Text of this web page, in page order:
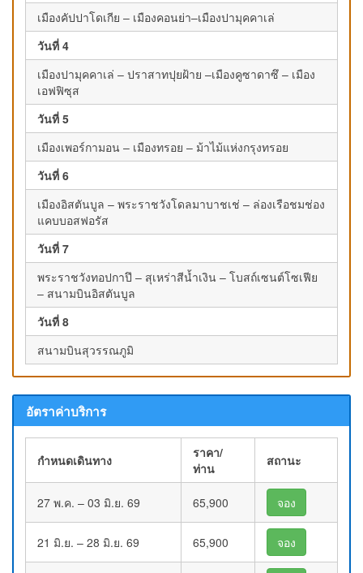
เมืองคัปปาโดเกีย – เมืองคอนย่า–เมืองปามุคคาเล่
วันที่ 4
เมืองปามุคคาเล่ – ปราสาทปุยฝ้าย –เมืองคูซาดาซึ – เมือง
เอฟฟิซุส
วันที่ 5
เมืองเพอร์กามอน – เมืองทรอย – ม้าไม้แห่งกรุงทรอย
วันที่ 6
เมืองอิสตันบูล – พระราชวังโดลมาบาชเช่ – ล่องเรือชมช่อง
แคบบอสฟอรัส
วันที่ 7
พระราชวังทอปกาปึ – สุเหร่าสีน้ำเงิน – โบสถ์เซนต์โซเฟีย
– สนามบินอิสตันบูล
วันที่ 8
สนามบินสุวรรณภูมิ
อัตราค่าบริการ
กำหนดเดินทาง
ราคา/
ท่าน
สถานะ
27 พ.ค. – 03 มิ.ย. 69 65,900 จอง
21 มิ.ย. – 28 มิ.ย. 69 65,900 จอง